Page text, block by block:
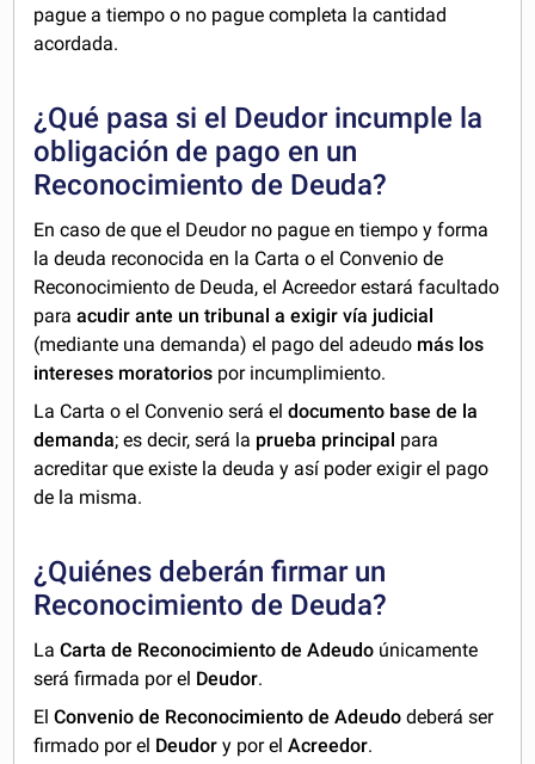
pague a tiempo o no pague completa la cantidad
acordada.
¿Qué pasa si el Deudor incumple la
obligación de pago en un
Reconocimiento de Deuda?
En caso de que el Deudor no pague en tiempo y forma
la deuda reconocida en la Carta o el Convenio de
Reconocimiento de Deuda, el Acreedor estará facultado
para acudir ante un tribunal a exigir vía judicial
(mediante una demanda) el pago del adeudo más los
intereses moratorios por incumplimiento.
La Carta o el Convenio será eldocumento base de la
demanda; es decir, será la prueba principal para
acreditar que existe la deuda y así poder exigir el pago
de la misma.
¿Quiénes deberán firmar un
Reconocimiento de Deuda?
LaCarta de Reconocimiento de Adeudo únicamente
será firmada por el Deudor.
ElConvenio de Reconocimiento de Adeudo deberá ser
firmado por el Deudor y por el Acreedor.